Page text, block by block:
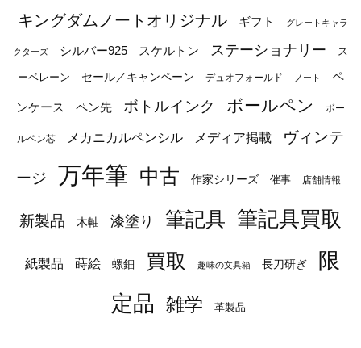
キングダムノートオリジナル ギフト グレートキャラ
クターズ シルバー925 スケルトン ステーショナリー ス
ーベレーン セール／キャンペーン デュオフォールド ノート ペ
ンケース ペン先 ボトルインク ボールペン ボー
ルペン芯 メカニカルペンシル メディア掲載 ヴィンテ
ージ 万年筆 中古 作家シリーズ 催事 店舗情報
新製品 木軸 漆塗り 筆記具 筆記具買取
紙製品 蒔絵 螺鈿 買取 趣味の文具箱 長刀研ぎ
限
定品
雑学 革製品